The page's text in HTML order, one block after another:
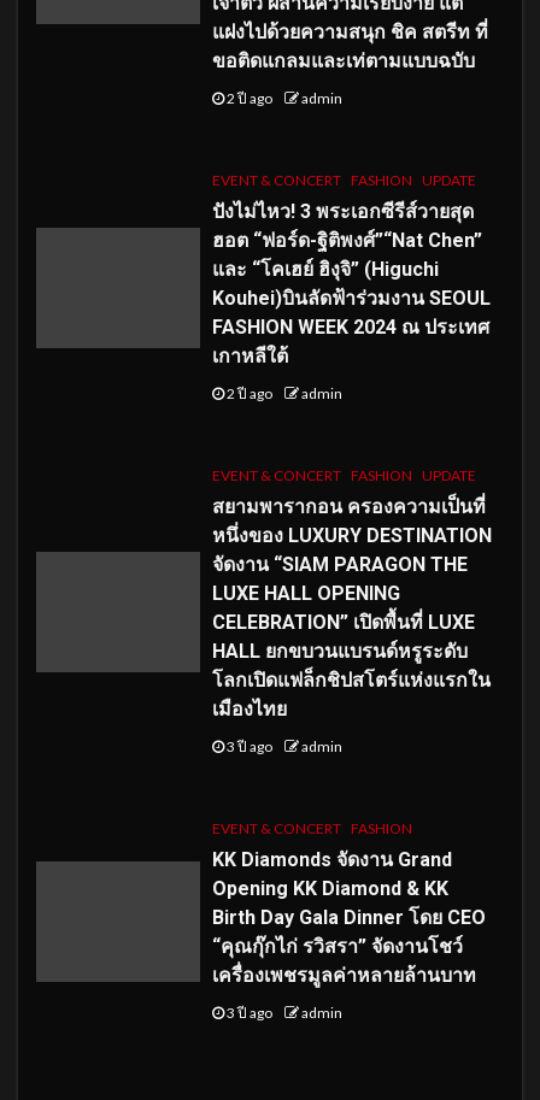
แฝงไปด้วยความสนุก ชิค สตรีท ที่
ขอติดแกลมและเท่ตามแบบฉบับ
2 ปี ago admin
EVENT & CONCERT FASHION UPDATE
ปังไม่ไหว! 3 พระเอกซีรีส์วายสุด
ฮอต “ฟอร์ด-ฐิติพงศ์”“Nat Chen”
และ “โคเฮย์ ฮิงุจิ” (Higuchi
Kouhei)บินลัดฟ้าร่วมงาน SEOUL
FASHION WEEK 2024 ณ ประเทศ
เกาหลีใต้
2 ปี ago admin
EVENT & CONCERT FASHION UPDATE
สยามพารากอน ครองความเป็นที่
หนึ่งของ LUXURY DESTINATION
จัดงาน “SIAM PARAGON THE
LUXE HALL OPENING
CELEBRATION” เปิดพื้นที่ LUXE
HALL ยกขบวนแบรนด์หรูระดับ
โลกเปิดแฟล็กชิปสโตร์แห่งแรกใน
เมืองไทย
3 ปี ago admin
EVENT & CONCERT FASHION
KK Diamonds จัดงาน Grand
Opening KK Diamond & KK
Birth Day Gala Dinner โดย CEO
“คุณกุ๊กไก่ รวิสรา” จัดงานโชว์
เครื่องเพชรมูลค่าหลายล้านบาท
3 ปี ago admin